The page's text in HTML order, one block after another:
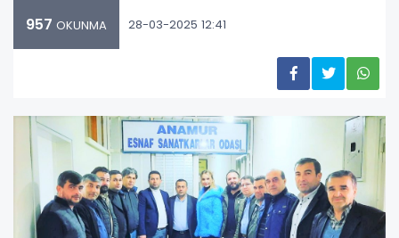
957 OKUNMA 28-03-2025 12:41